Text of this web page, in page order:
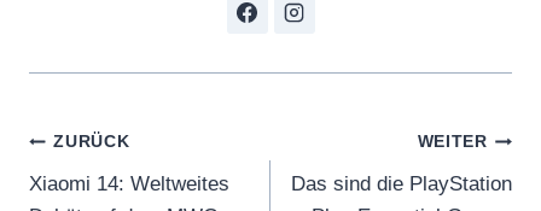
Beitragsnavigation
ZURÜCK
Xiaomi 14: Weltweites
WEITER
Das sind die PlayStation